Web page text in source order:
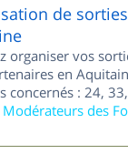
de
organiser vos
en
concernés : 24,
Modérateurs des